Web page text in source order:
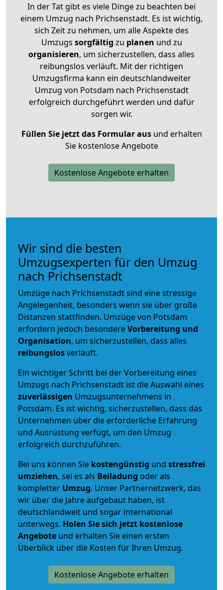
In der Tat gibt es viele Dinge zu beachten bei
einem Umzug nach Prichsenstadt. Es ist wichtig,
sich Zeit zu nehmen, um alle Aspekte des
Umzugs sorgfältig zu planen und zu
organisieren, um sicherzustellen, dass alles
reibungslos verläuft. Mit der richtigen
Umzugsfirma kann ein deutschlandweiter
Umzug von Potsdam nach Prichsenstadt
erfolgreich durchgeführt werden und dafür
sorgen wir.
Füllen Sie jetzt das Formular ausund erhalten
Sie kostenlose Angebote
Kostenlose Angebote erhalten
Wir sind die besten
Umzugsexperten für den Umzug
nach Prichsenstadt
Umzüge nach Prichsenstadt sind eine stressige
Angelegenheit, besonders wenn sie über große
Distanzen stattfinden. Umzüge von Potsdam
erfordern jedoch besondereVorbereitung und
Organisation, um sicherzustellen, dass alles
reibungslosverläuft.
Ein wichtiger Schritt bei der Vorbereitung eines
Umzugs nach Prichsenstadt ist die Auswahl eines
zuverlässigen Umzugsunternehmens in
Potsdam. Es ist wichtig, sicherzustellen, dass das
Unternehmen über die erforderliche Erfahrung
und Ausrüstung verfügt, um den Umzug
erfolgreich durchzuführen.
Bei uns können Sie kostengünstig und stressfrei
umziehen, sei es als Beiladung oder als
kompletter Umzug. Unser Partnernetzwerk, das
wir über die Jahre aufgebaut haben, ist
deutschlandweit und sogar international
unterwegs. Holen Sie sich jetzt kostenlose
Angebote und erhalten Sie einen ersten
Überblick über die Kosten für Ihren Umzug.
Kostenlose Angebote erhalten